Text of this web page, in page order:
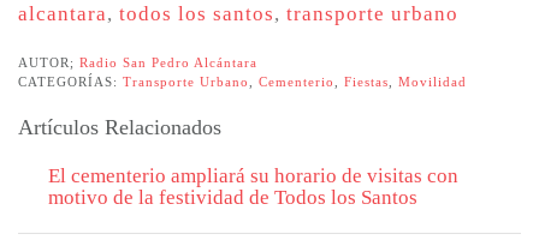
alcantara, todos los santos, transporte urbano
AUTOR; Radio San Pedro Alcántara
CATEGORÍAS: Transporte Urbano Cementerio Fiestas Movilidad
Artículos Relacionados
El cementerio ampliará su horario de visitas con
motivo de la festividad de Todos los Santos